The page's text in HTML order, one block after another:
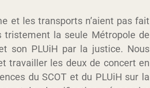
et les transports n’aient pas fait
tristement la seule Métropole de
son PLUiH par la justice. Nous
travailler les deux de concert en
du SCOT et du PLUiH sur la